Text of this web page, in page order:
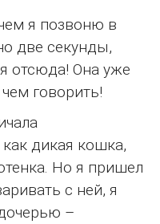
я позвоню в
две секунды,
отсюда! Она уже
говорить!
дикая кошка,
Но я пришел
с ней, я
–